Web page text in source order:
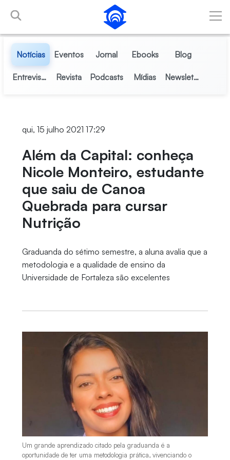
Pular para o Conteúdo principal
Notícias Eventos Jornal Ebooks Blog
Entrevistas Revista Podcasts Mídias Newsletter
qui, 15 julho 2021 17:29
Além da Capital: conheça
Nicole Monteiro, estudante
que saiu de Canoa
Quebrada para cursar
Nutrição
Graduanda do sétimo semestre, a aluna avalia que a
metodologia e a qualidade de ensino da
Universidade de Fortaleza são excelentes
Um grande aprendizado citado pela graduanda é a
oportunidade de ter uma metodologia prática, vivenciando o